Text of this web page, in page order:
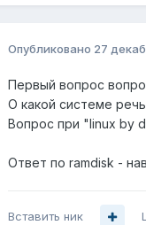
Опубликовано 27
Первый вопрос
О какой системе
Вопрос при "linux by
Ответ по ramdisk -
Вставить ник